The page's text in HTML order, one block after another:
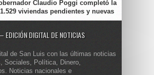
Claudio Poggi completó la
viviendas pendientes y nuevas
EDICIÓN DIGITAL DE NOTICIAS
de San Luis con las últimas noticias
Sociales, Política, Dinero,
Noticias nacionales e